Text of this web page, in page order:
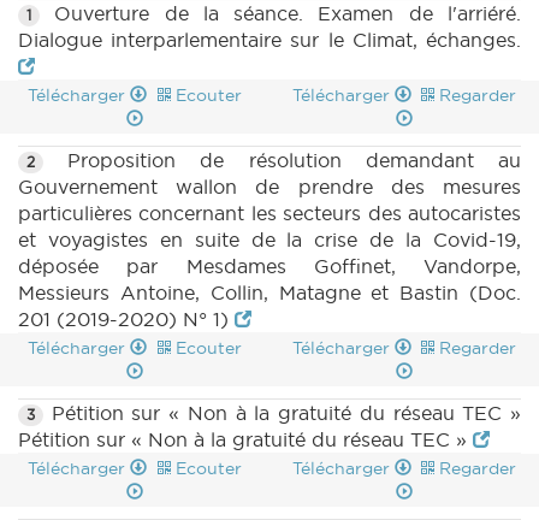
1
Ouverture de la séance. Examen de l'arriéré.
Dialogue interparlementaire sur le Climat, échanges.
Télécharger Ecouter Télécharger Regarder
2
Proposition de résolution demandant au
Gouvernement wallon de prendre des mesures
particulières concernant les secteurs des autocaristes
et voyagistes en suite de la crise de la Covid-19,
déposée par Mesdames Goffinet, Vandorpe,
Messieurs Antoine, Collin, Matagne et Bastin (Doc.
201 (2019-2020) N° 1)
Télécharger Ecouter Télécharger Regarder
3
Pétition sur « Non à la gratuité du réseau TEC »
Pétition sur « Non à la gratuité du réseau TEC »
Télécharger Ecouter Télécharger Regarder